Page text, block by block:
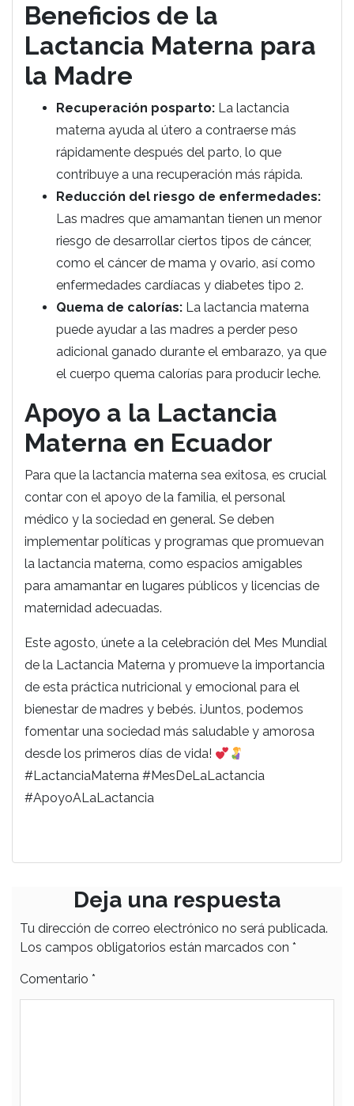
Beneficios de la
Lactancia Materna para
la Madre
Recuperación posparto: La lactancia
materna ayuda al útero a contraerse más
rápidamente después del parto, lo que
contribuye a una recuperación más rápida.
Reducción del riesgo de enfermedades:
Las madres que amamantan tienen un menor
riesgo de desarrollar ciertos tipos de cáncer,
como el cáncer de mama y ovario, así como
enfermedades cardíacas y diabetes tipo 2.
Quema de calorías: La lactancia materna
puede ayudar a las madres a perder peso
adicional ganado durante el embarazo, ya que
el cuerpo quema calorías para producir leche.
Apoyo a la Lactancia
Materna en Ecuador
Para que la lactancia materna sea exitosa, es crucial
contar con el apoyo de la familia, el personal
médico y la sociedad en general. Se deben
implementar políticas y programas que promuevan
la lactancia materna, como espacios amigables
para amamantar en lugares públicos y licencias de
maternidad adecuadas.
Este agosto, únete a la celebración del Mes Mundial
de la Lactancia Materna y promueve la importancia
de esta práctica nutricional y emocional para el
bienestar de madres y bebés. ¡Juntos, podemos
fomentar una sociedad más saludable y amorosa
desde los primeros días de vida!
#LactanciaMaterna #MesDeLaLactancia
#ApoyoALaLactancia
Deja una respuesta
Tu dirección de correo electrónico no será publicada.
Los campos obligatorios están marcados con *
Comentario *